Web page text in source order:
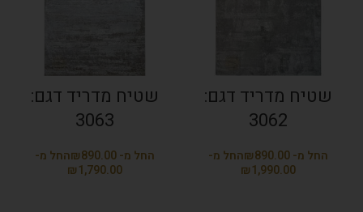
שטיח מדריד דגם:
3062
₪
₪
שטיח מדריד דגם:
3063
₪
₪